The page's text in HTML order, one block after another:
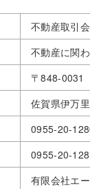
不動産取引
不動産に関
〒848-0031
佐賀県伊万
0955-20-
0955-20-
有限会社エ